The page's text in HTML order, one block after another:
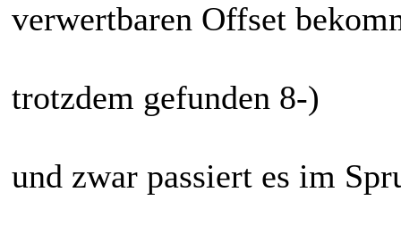
verwertbaren Offset
trotzdem gefunden 8-)
und zwar passiert es im